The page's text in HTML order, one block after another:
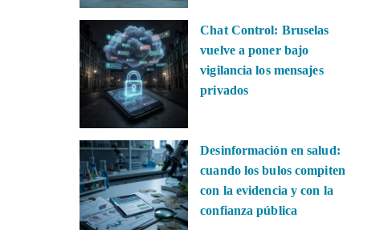
Chat Control: Bruselas
vuelve a poner bajo
vigilancia los mensajes
privados
Desinformación en salud:
cuando los bulos compiten
con la evidencia y con la
confianza pública